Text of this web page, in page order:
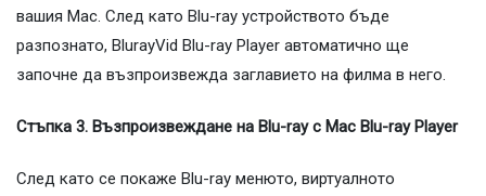
вашия Mac. След като Blu-ray устройството бъде
разпознато, BlurayVid Blu-ray Player автоматично ще
започне да възпроизвежда заглавието на филма в него.
Стъпка 3. Възпроизвеждане на Blu-ray с Mac Blu-ray Player
След като се покаже Blu-ray менюто, виртуалното